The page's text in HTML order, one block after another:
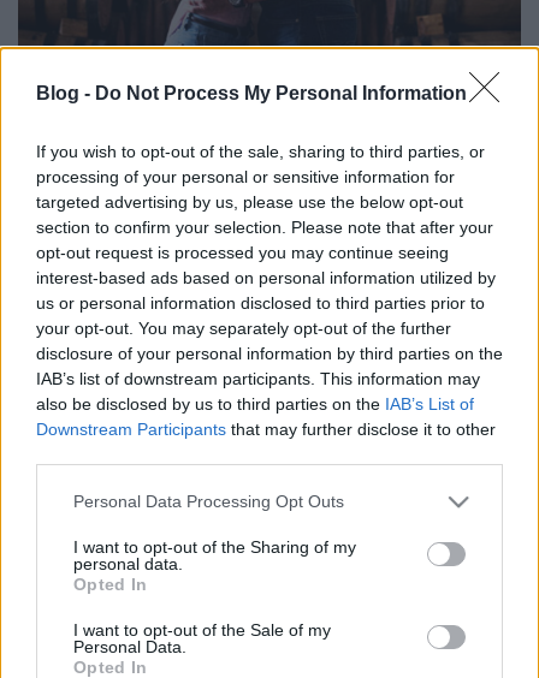
Blog - Do Not Process My Personal Information
If you wish to opt-out of the sale, sharing to third parties, or
processing of your personal or sensitive information for
targeted advertising by us, please use the below opt-out
section to confirm your selection. Please note that after your
opt-out request is processed you may continue seeing
interest-based ads based on personal information utilized by
us or personal information disclosed to third parties prior to
your opt-out. You may separately opt-out of the further
disclosure of your personal information by third parties on the
IAB’s list of downstream participants. This information may
also be disclosed by us to third parties on the IAB’s List of
Downstream Participants that may further disclose it to other
Please note that this website/app uses one or more Google
not limited to your visit or usage behaviour. You may click to
grant or deny consent to Google and its third-party tags to
use your data for below specified purposes in below Google
consent section.
Personal Data Processing Opt Outs
I want to opt-out of the Sharing of my
personal data.
Opted In
I want to opt-out of the Sale of my
Personal Data.
Opted In
Szinkronhangok: Mámoros szerelem
(Vino el amor)
Jasinka Ádám• 2017. november 03.
Október 26-án mutatta be a Duna TV a "Vino el
amor "című mexikói telenovellát. A minden
hétköznap délután látható sorozat története egy
szőlőbirtokon játszódik, és egy gazdag, valamint egy
szegény család életét követhetjük nyomon.